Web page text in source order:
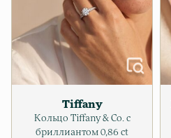
Tiffany
Кольцо Tiffany & Co. с
бриллиантом 0,86 ct